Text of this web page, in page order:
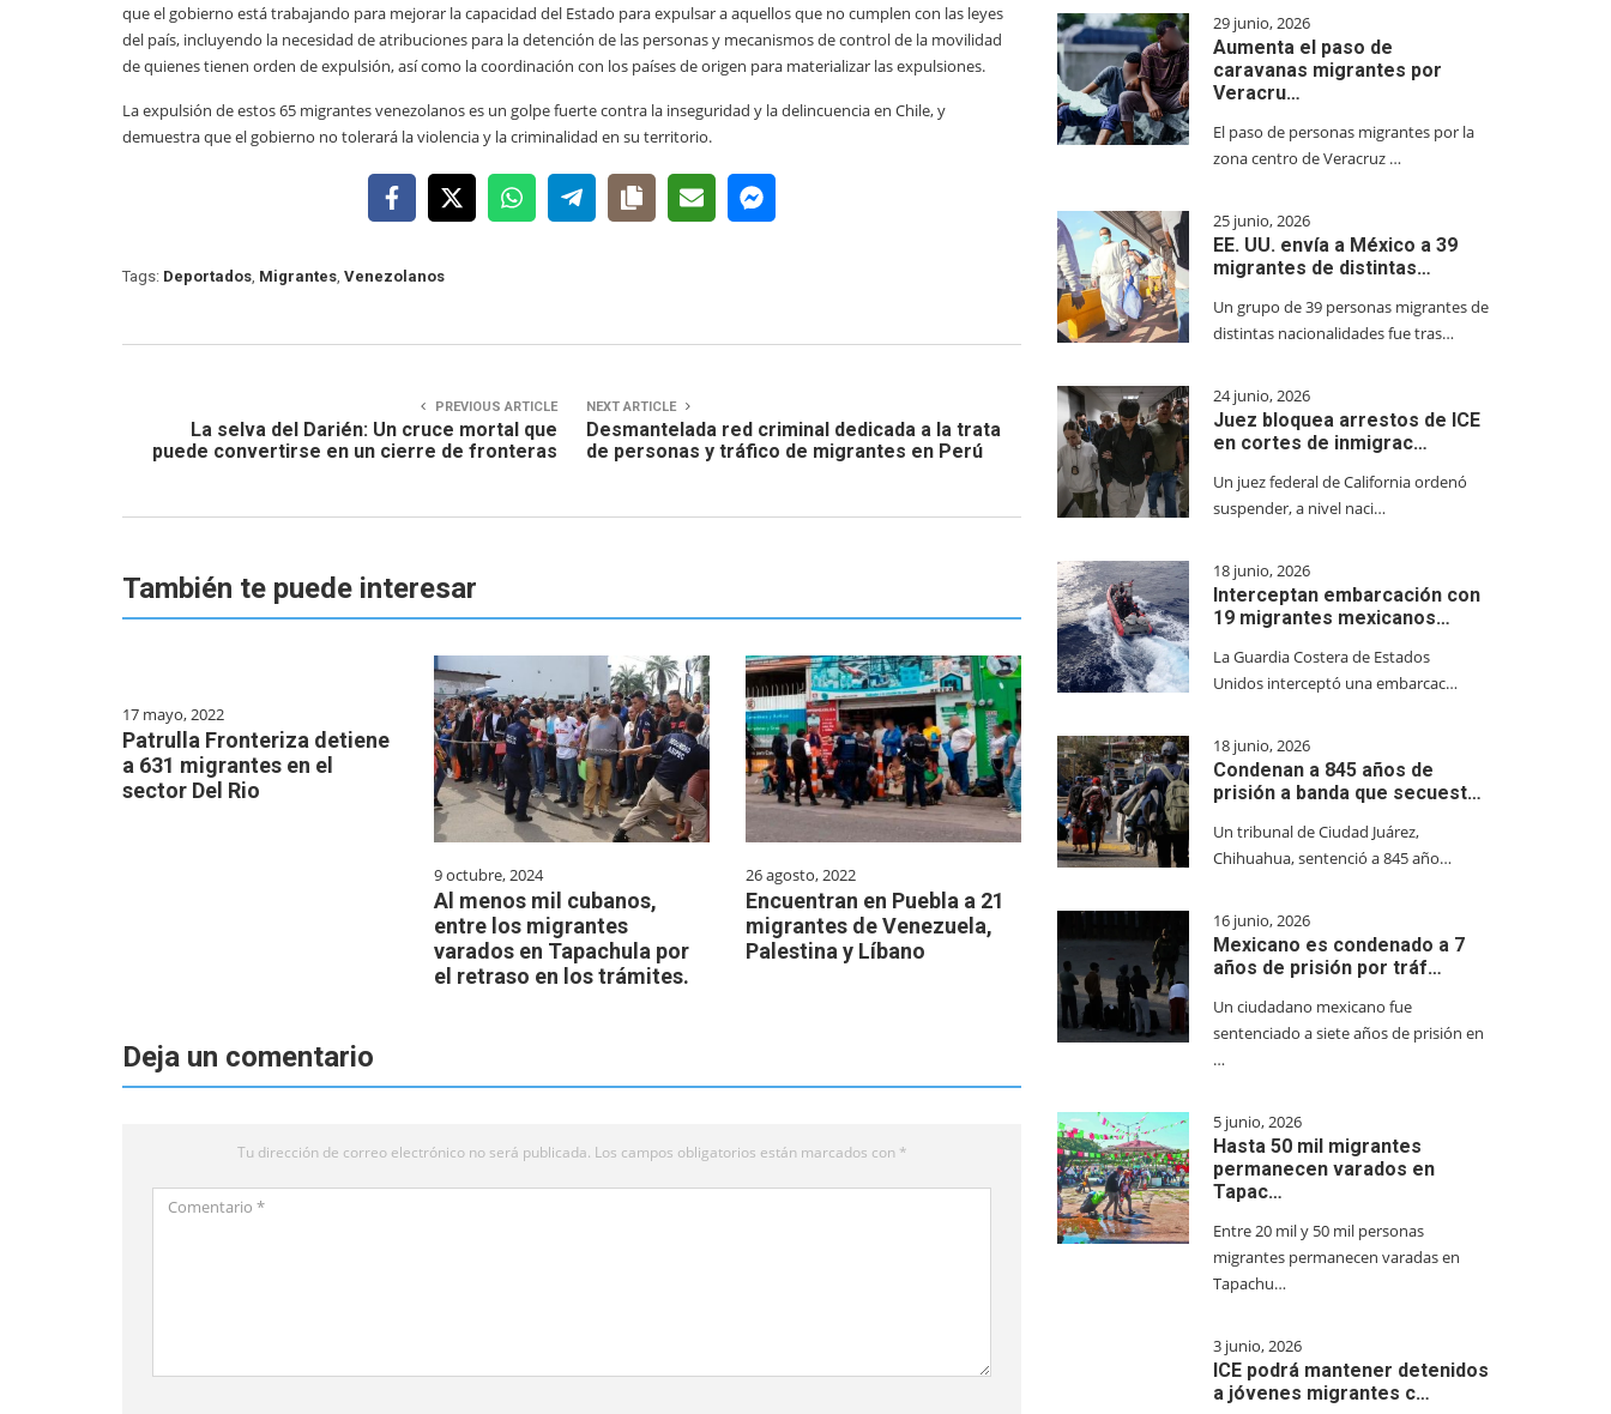
que el gobierno está trabajando para mejorar la capacidad del Estado para expulsar a aquellos que no cumplen con las leyes
del país, incluyendo la necesidad de atribuciones para la detención de las personas y mecanismos de control de la movilidad
de quienes tienen orden de expulsión, así como la coordinación con los países de origen para materializar las expulsiones.
La expulsión de estos 65 migrantes venezolanos es un golpe fuerte contra la inseguridad y la delincuencia en Chile, y
demuestra que el gobierno no tolerará la violencia y la criminalidad en su territorio.
Tags: Deportados Migrantes Venezolanos
PREVIOUS ARTICLE
La selva del Darién: Un cruce mortal que
puede convertirse en un cierre de fronteras
NEXT ARTICLE
Desmantelada red criminal dedicada a la trata
de personas y tráfico de migrantes en Perú
También te puede interesar
17 mayo, 2022
Patrulla Fronteriza detiene
a 631 migrantes en el
sector Del Rio
9 octubre, 2024
Al menos mil cubanos,
entre los migrantes
varados en Tapachula por
el retraso en los trámites.
26 agosto, 2022
Encuentran en Puebla a 21
migrantes de Venezuela,
Palestina y Líbano
Deja un comentario
Tu dirección de correo electrónico no será publicada. Los campos obligatorios están marcados con *
Comentario
29 junio, 2026
Aumenta el paso de
caravanas migrantes por
Veracru…
El paso de personas migrantes por la
zona centro de Veracruz …
25 junio, 2026
EE. UU. envía a México a 39
migrantes de distintas…
Un grupo de 39 personas migrantes de
distintas nacionalidades fue tras…
24 junio, 2026
Juez bloquea arrestos de ICE
en cortes de inmigrac…
Un juez federal de California ordenó
suspender, a nivel naci…
18 junio, 2026
Interceptan embarcación con
19 migrantes mexicanos…
La Guardia Costera de Estados
Unidos interceptó una embarcac…
18 junio, 2026
Condenan a 845 años de
prisión a banda que secuest…
Un tribunal de Ciudad Juárez,
Chihuahua, sentenció a 845 año…
16 junio, 2026
Mexicano es condenado a 7
años de prisión por tráf…
Un ciudadano mexicano fue
sentenciado a siete años de prisión en
…
5 junio, 2026
Hasta 50 mil migrantes
permanecen varados en
Tapac…
Entre 20 mil y 50 mil personas
migrantes permanecen varadas en
Tapachu…
3 junio, 2026
ICE podrá mantener detenidos
a jóvenes migrantes c…